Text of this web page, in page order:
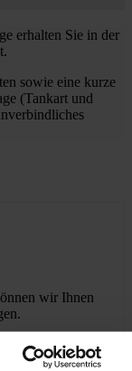
erhalten Sie in der
sowie eine kurze
(Tankart und
wir Ihnen